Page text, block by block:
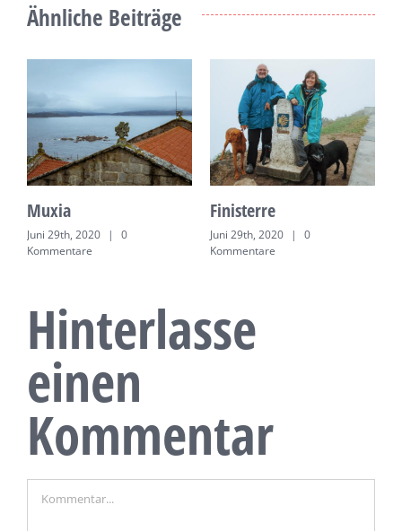
Ähnliche Beiträge
Muxia
Juni 29th, 2020 |
0
Kommentare
Finisterre
Juni 29th, 2020 |
0
Kommentare
Hinterlasse
einen
Kommentar